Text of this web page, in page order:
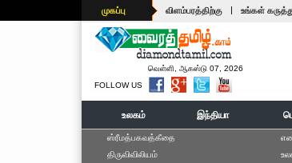
முகப்பு விளம்பரத்திற்கு | உங்கள்
வெள்ளி, ஆகஸ்டு 07, 2026
FOLLOW US
உலகம் இந்தியா
ஸ்ரீமத்பகவத்கீதை
திருவிவிலியம்